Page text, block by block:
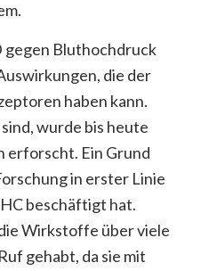
gegen Bluthochdruck
die der
haben kann.
wurde bis heute
erforscht. Ein Grund
in erster Linie
beschäftigt hat.
Wirkstoffe über viele
gehabt, da sie mit